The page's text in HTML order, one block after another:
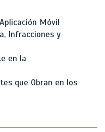
Móvil
Infracciones y
en la
que Obran en los